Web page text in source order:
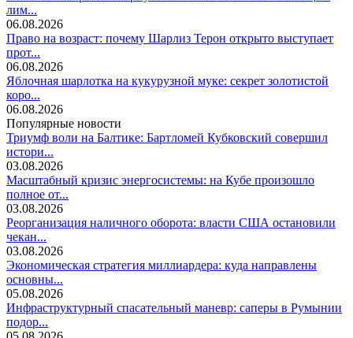
лим...
06.08.2026
Право на возраст: почему Шарлиз Терон открыто выступает
прот...
06.08.2026
Яблочная шарлотка на кукурузной муке: секрет золотистой
коро...
06.08.2026
Популярные новости
Триумф воли на Балтике: Бартломей Кубковский совершил
истори...
03.08.2026
Масштабный кризис энергосистемы: на Кубе произошло
полное от...
03.08.2026
Реорганизация наличного оборота: власти США остановили
чекан...
03.08.2026
Экономическая стратегия миллиардера: куда направлены
основны...
05.08.2026
Инфраструктурный спасательный маневр: саперы в Румынии
подор...